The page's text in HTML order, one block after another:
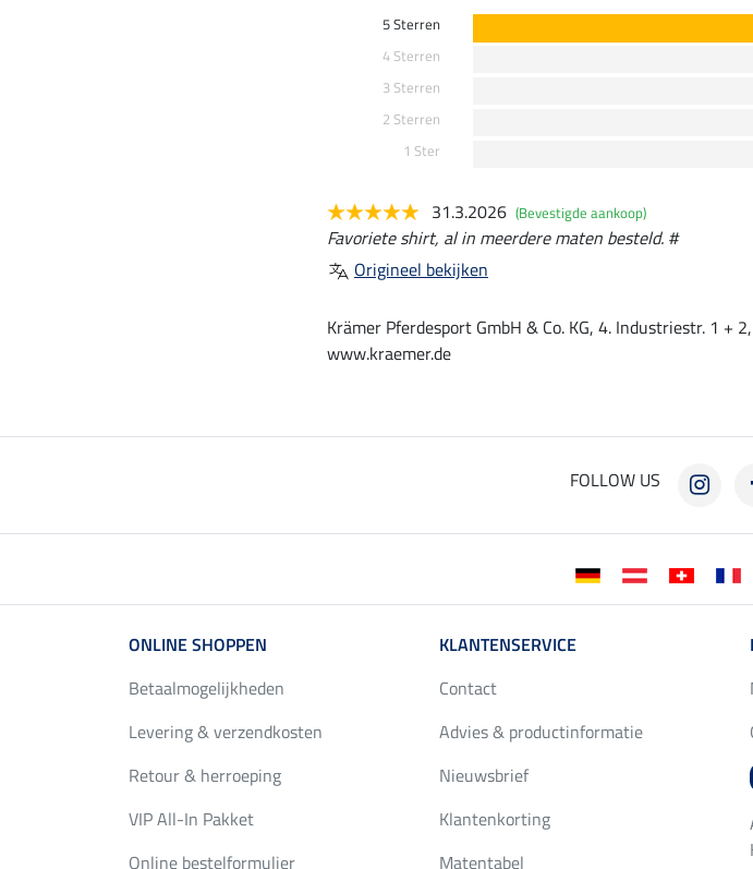
5 Sterren
4 Sterren
3 Sterren
2 Sterren
1 Ster
31.3.2026 (Bevestigde aankoop)
Favoriete shirt, al in meerdere maten besteld. #
Origineel bekijken
Krämer Pferdesport GmbH & Co. KG, 4. Industriestr. 1 +
www.kraemer.de
FOLLOW US
ONLINE SHOPPEN
Betaalmogelijkheden
Levering & verzendkosten
Retour & herroeping
VIP All-In Pakket
Online bestelformulier
KLANTENSERVICE
Contact
Advies & productinformatie
Nieuwsbrief
Klantenkorting
Matentabel